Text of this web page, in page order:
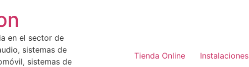
en el sector de
sistemas de
sistemas de
Tienda Online Instalaciones